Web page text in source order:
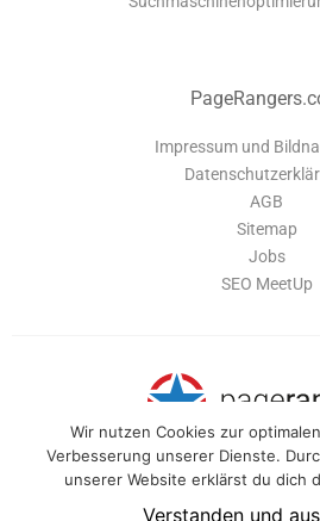
Impressum und
AGB
Sitemap
Jobs
SEO MeetUp
PageRangers ist eine Software-Suite, die
Webseite optimal zu verwalten und für
Wir nutzen Cookies zur
Verbesserung unserer Dienste.
unserer Website erklärst du dich
Verstanden und